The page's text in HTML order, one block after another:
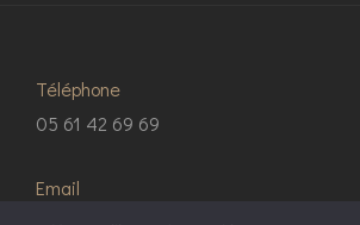
Téléphone
05 61 42 69 69
Email